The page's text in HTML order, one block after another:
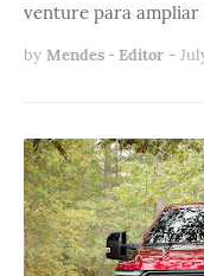
venture para
by Mendes - Editor -